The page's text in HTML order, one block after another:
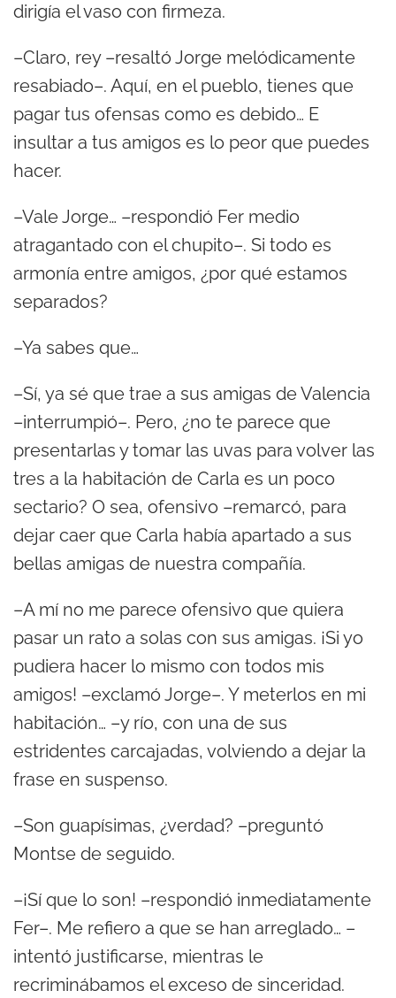
dirigía el vaso con firmeza.
–Claro, rey –resaltó Jorge melódicamente
resabiado–. Aquí, en el pueblo, tienes que
pagar tus ofensas como es debido… E
insultar a tus amigos es lo peor que puedes
hacer.
–Vale Jorge… –respondió Fer medio
atragantado con el chupito–. Si todo es
armonía entre amigos, ¿por qué estamos
separados?
–Ya sabes que…
–Sí, ya sé que trae a sus amigas de Valencia
–interrumpió–. Pero, ¿no te parece que
presentarlas y tomar las uvas para volver las
tres a la habitación de Carla es un poco
sectario? O sea, ofensivo –remarcó, para
dejar caer que Carla había apartado a sus
bellas amigas de nuestra compañía.
–A mí no me parece ofensivo que quiera
pasar un rato a solas con sus amigas. ¡Si yo
pudiera hacer lo mismo con todos mis
amigos! –exclamó Jorge–. Y meterlos en mi
habitación… –y río, con una de sus
estridentes carcajadas, volviendo a dejar la
frase en suspenso.
–Son guapísimas, ¿verdad? –preguntó
Montse de seguido.
–¡Sí que lo son! –respondió inmediatamente
Fer–. Me refiero a que se han arreglado… –
intentó justificarse, mientras le
recriminábamos el exceso de sinceridad.